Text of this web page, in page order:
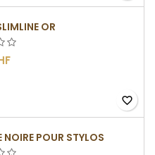
OR
favorite_border
NOIRE POUR STYLOS